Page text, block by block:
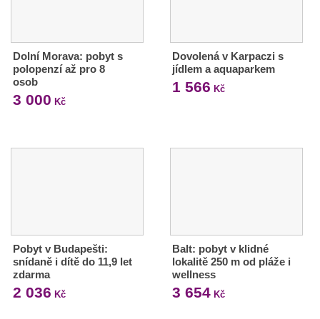
Dolní Morava: pobyt s
polopenzí až pro 8
osob
3 000 Kč
Dovolená v Karpaczi s
jídlem a aquaparkem
1 566 Kč
Pobyt v Budapešti:
snídaně i dítě do 11,9 let
zdarma
2 036 Kč
Balt: pobyt v klidné
lokalitě 250 m od pláže i
wellness
3 654Kč